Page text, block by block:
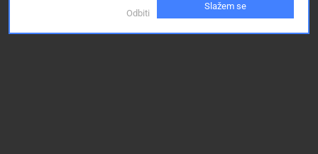
Odbiti
Slažem se